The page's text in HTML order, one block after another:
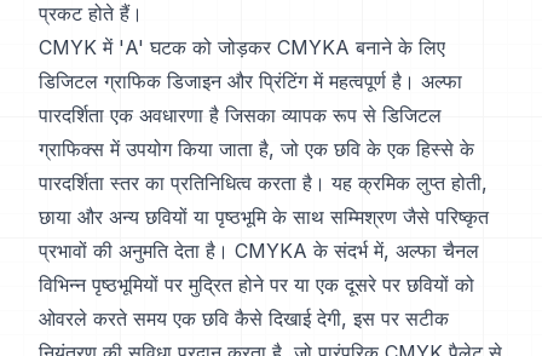
प्रकट होते हैं।
CMYK में 'A' घटक को जोड़कर CMYKA बनाने के लिए
डिजिटल ग्राफिक डिजाइन और प्रिंटिंग में महत्वपूर्ण है। अल्फा
पारदर्शिता एक अवधारणा है जिसका व्यापक रूप से डिजिटल
ग्राफिक्स में उपयोग किया जाता है, जो एक छवि के एक हिस्से के
पारदर्शिता स्तर का प्रतिनिधित्व करता है। यह क्रमिक लुप्त होती,
छाया और अन्य छवियों या पृष्ठभूमि के साथ सम्मिश्रण जैसे परिष्कृत
प्रभावों की अनुमति देता है। CMYKA के संदर्भ में, अल्फा चैनल
विभिन्न पृष्ठभूमियों पर मुद्रित होने पर या एक दूसरे पर छवियों को
ओवरले करते समय एक छवि कैसे दिखाई देगी, इस पर सटीक